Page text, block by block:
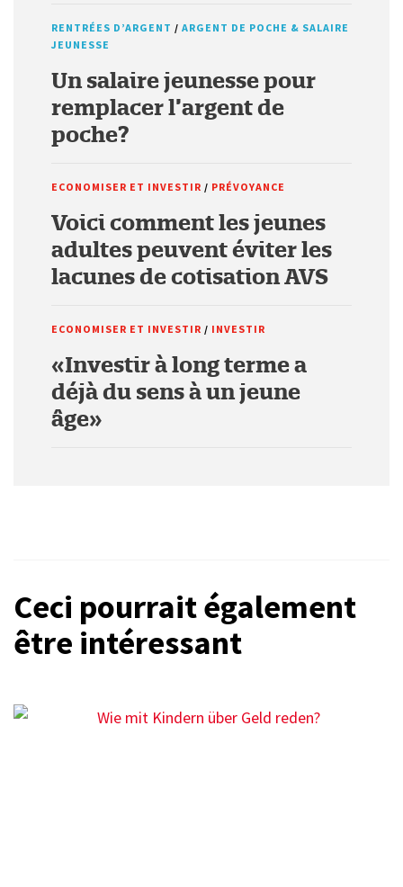
RENTRÉES D’ARGENT / ARGENT DE POCHE & SALAIRE
JEUNESSE
Un salaire jeunesse pour
remplacer l’argent de
poche?
ECONOMISER ET INVESTIR / PRÉVOYANCE
Voici comment les jeunes
adultes peuvent éviter les
lacunes de cotisation AVS
ECONOMISER ET INVESTIR / INVESTIR
«Investir à long terme a
déjà du sens à un jeune
âge»
Ceci pourrait également
être intéressant